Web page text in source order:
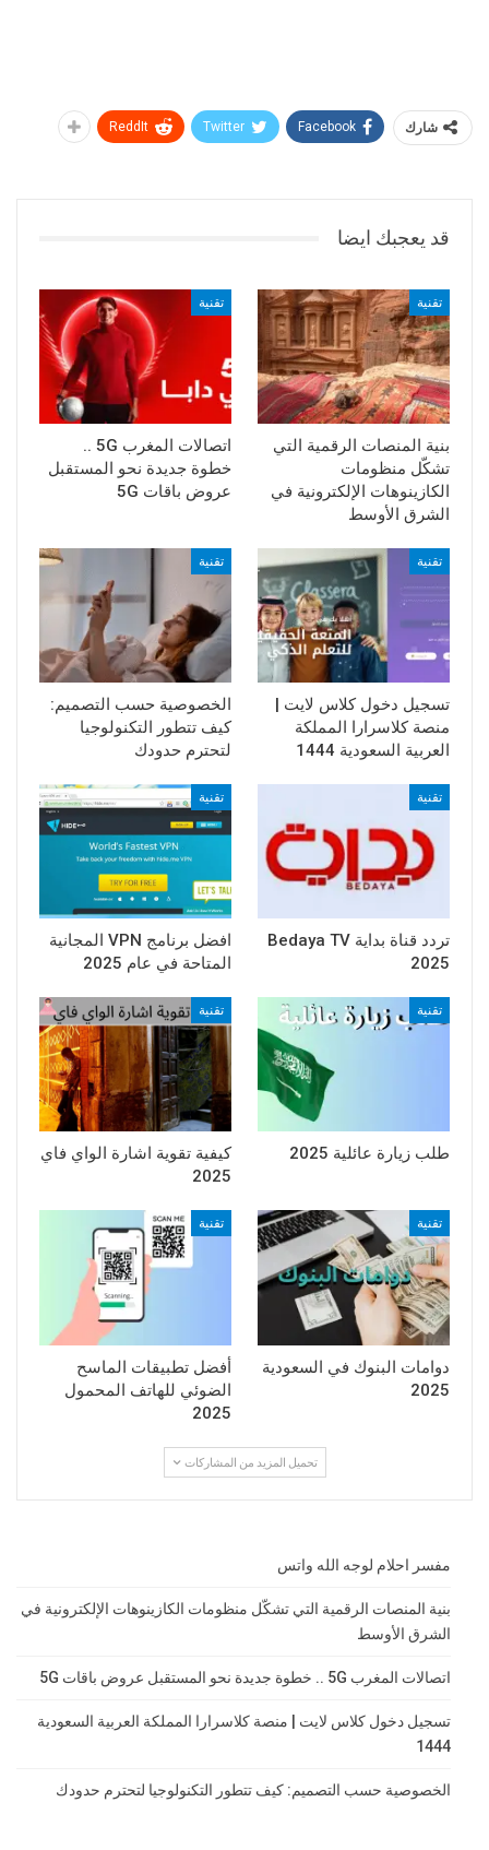
شارك Facebook
Twitter
ReddIt
قد يعجبك ايضا
تقنية
بنية المنصات الرقمية التي
تشكّل منظومات
الكازينوهات الإلكترونية في
الشرق الأوسط
تقنية
اتصالات المغرب 5G ..
خطوة جديدة نحو المستقبل
عروض باقات 5G
تقنية
تسجيل دخول كلاس لايت |
منصة كلاسرارا المملكة
العربية السعودية 1444
تقنية
الخصوصية حسب التصميم:
كيف تتطور التكنولوجيا
لتحترم حدودك
تقنية
تردد قناة بداية Bedaya TV
2025
تقنية
افضل برنامج VPN المجانية
المتاحة في عام 2025
تقنية
طلب زيارة عائلية 2025
تقنية
كيفية تقوية اشارة الواي فاي
2025
تقنية
دوامات البنوك في السعودية
2025
تقنية
أفضل تطبيقات الماسح
الضوئي للهاتف المحمول
2025
تحميل المزيد من المشاركات
مفسر احلام لوجه الله واتس
بنية المنصات الرقمية التي تشكّل منظومات الكازينوهات الإلكترونية في
الشرق الأوسط
اتصالات المغرب 5G .. خطوة جديدة نحو المستقبل عروض باقات 5G
تسجيل دخول كلاس لايت | منصة كلاسرارا المملكة العربية السعودية
1444
الخصوصية حسب التصميم: كيف تتطور التكنولوجيا لتحترم حدودك